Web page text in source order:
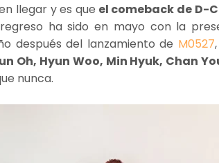
llegar y es que el comeback de D-
ha sido en mayo con la
después del lanzamiento de M0527
Oh, Hyun Woo, Min Hyuk, Chan
nunca.